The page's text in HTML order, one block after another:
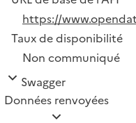
https://
Taux de disponibilité
Non communiqué
Swagger
Données renvoyées